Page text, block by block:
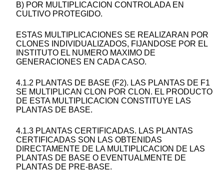
B) POR MULTIPLICACION CONTROLADA EN
CULTIVO PROTEGIDO.
ESTAS MULTIPLICACIONES SE REALIZARAN POR
CLONES INDIVIDUALIZADOS, FIJANDOSE POR EL
INSTITUTO EL NUMERO MAXIMO DE
GENERACIONES EN CADA CASO.
4.1.2 PLANTAS DE BASE (F2). LAS PLANTAS DE F1
SE MULTIPLICAN CLON POR CLON. EL PRODUCTO
DE ESTA MULTIPLICACION CONSTITUYE LAS
PLANTAS DE BASE.
4.1.3 PLANTAS CERTIFICADAS. LAS PLANTAS
CERTIFICADAS SON LAS OBTENIDAS
DIRECTAMENTE DE LA MULTIPLICACION DE LAS
PLANTAS DE BASE O EVENTUALMENTE DE
PLANTAS DE PRE-BASE.